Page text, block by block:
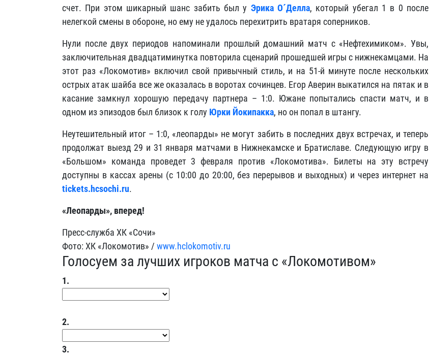
счет. При этом шикарный шанс забить был у Эрика О´Делла, который убегал 1 в 0 после
нелегкой смены в обороне, но ему не удалось перехитрить вратаря соперников.
Нули после двух периодов напоминали прошлый домашний матч с «Нефтехимиком». Увы,
заключительная двадцатиминутка повторила сценарий прошедшей игры с нижнекамцами. На
этот раз «Локомотив» включил свой привычный стиль, и на 51-й минуте после нескольких
острых атак шайба все же оказалась в воротах сочинцев. Егор Аверин выкатился на пятак и в
касание замкнул хорошую передачу партнера – 1:0. Южане попытались спасти матч, и в
одном из эпизодов был близок к голу Юрки Йокипакка, но он попал в штангу.
Неутешительный итог – 1:0, «леопарды» не могут забить в последних двух встречах, и теперь
продолжат выезд 29 и 31 января матчами в Нижнекамске и Братиславе. Следующую игру в
«Большом» команда проведет 3 февраля против «Локомотива». Билеты на эту встречу
доступны в кассах арены (с 10:00 до 20:00, без перерывов и выходных) и через интернет на
tickets.hcsochi.ru.
«Леопарды», вперед!
Пресс-служба ХК «Сочи»
Фото: ХК «Локомотив» / www.hclokomotiv.ru
Голосуем за лучших игроков матча с «Локомотивом»
1.
2.
3.